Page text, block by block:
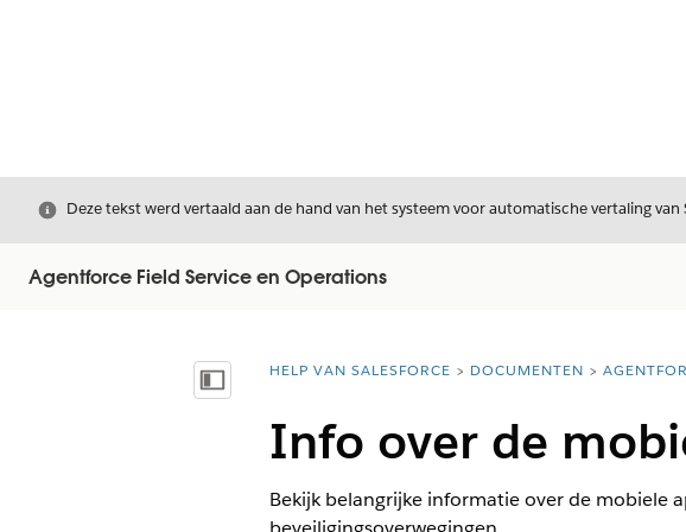
Sluiten
Deze tekst werd vertaald aan de hand van het systeem voor automatische vertaling van
Agentforce Field Service en Operations
Inhoudsopgave weergeven
U bent hier:
HELP VAN SALESFORCE DOCUMENTEN
Info over de
Bekijk belangrijke informatie over de mobiele